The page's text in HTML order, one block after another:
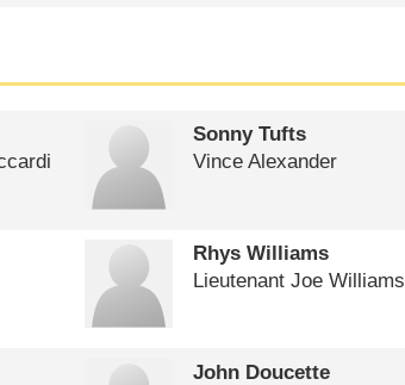
Sonny Tufts
Vince Alexander
Rhys Williams
Lieutenant Joe Williams
John Doucette